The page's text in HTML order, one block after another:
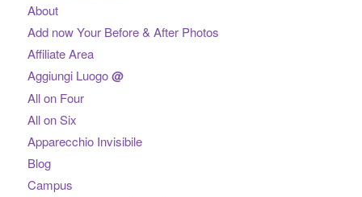
About
Add now Your Before & After Photos
Affiliate Area
Aggiungi Luogo@
All on Four
All on Six
Apparecchio Invisibile
Blog
Campus